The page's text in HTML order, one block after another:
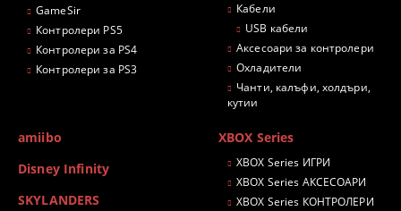
GameSir
Контролери PS5
Контролери за PS4
Контролери за PS3
Кабели
USB кабели
Аксесоари за контролери
Охладители
Чанти, калъфи, холдъри,
кутии
amiibo
Disney Infinity
SKYLANDERS
XBOX Series
XBOX Series ИГРИ
XBOX Series АКСЕСОАРИ
XBOX Series КОНТРОЛЕРИ